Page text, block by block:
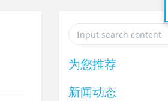
为您推荐
新闻动态